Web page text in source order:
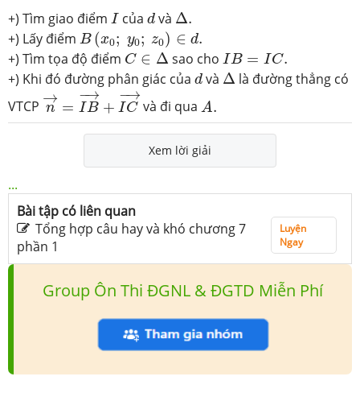
+) Tìm giao điểm I
I củad
dvà Δ.
Δ.
+) Lấy điểm B (x0; y0; z0) ∈ d.
B(x0 y 0; z0 )∈ d.
+) Tìm tọa độ điểm C ∈ Δ
C∈Δ sao cho IB = IC.
IB=
+) Khi đó đường phân giác của d
dvà Δ
Δ là đường thẳng có
VTCP
→
n =
−→
I B +
−→
IC
n→=IB→+IC→
và đi qua A.
A.
Xem lời giải
...
Bài tập có liên quan
Tổng hợp câu hay và khó chương 7
phần 1
Luyện
Ngay
Group Ôn Thi ĐGNL & ĐGTD Miễn Phí